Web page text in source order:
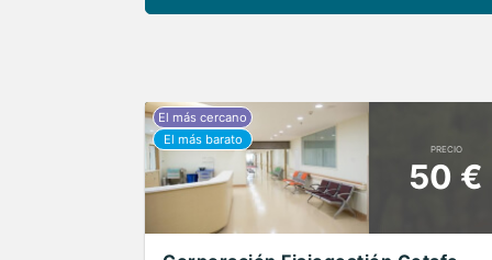
PRECIO
50 €